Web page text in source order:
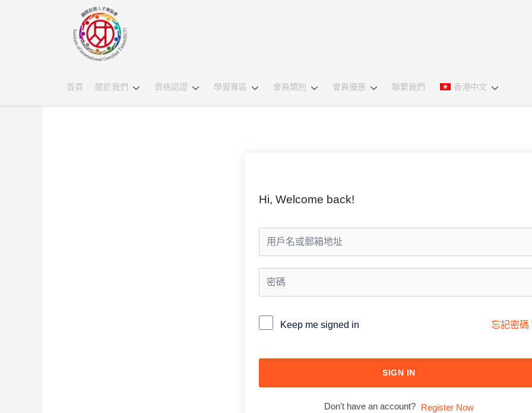
首頁 關於我們 資格認證 學習專區 會員類別 會員優惠 聯繫我們 香港中文
Hi, Welcome back!
Alternative:
Keep me signed in 忘記密碼
SIGN IN
Don't have an account? Register Now